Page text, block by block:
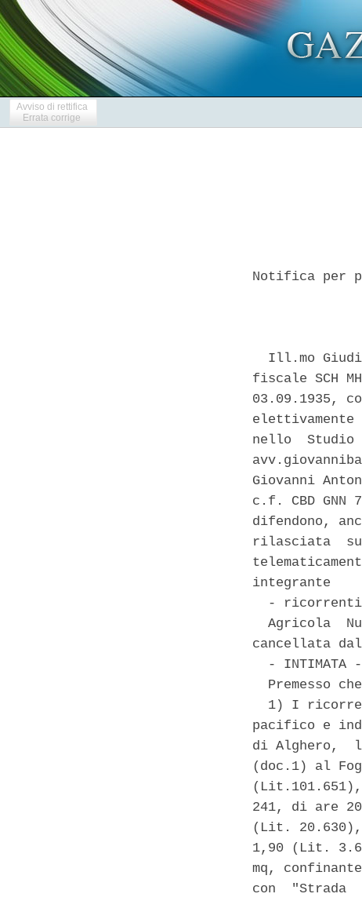
Avviso di rettifica
Errata corrige
Notifica per
Ill.mo
fiscale SCH
03.09.1935,
nello
Giovanni
c.f. CBD GNN
difendono,
rilasciata
integrante
-
Agricola
cancellata
  - INTIMATA -
  Premesso che
1) I
pacifico e
di Alghero,
(doc.1) al
241, di are
(Lit. 20.630),
1,90 (Lit.
mq,
con  "Strada